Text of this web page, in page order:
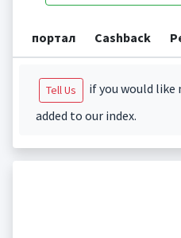
портал Cashback
Tell Us
if you would like
added to our index.